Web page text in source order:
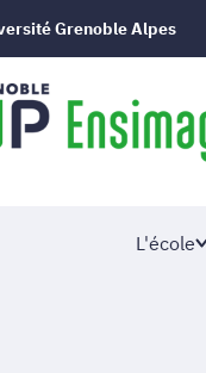
Grenoble Alpes
L'école